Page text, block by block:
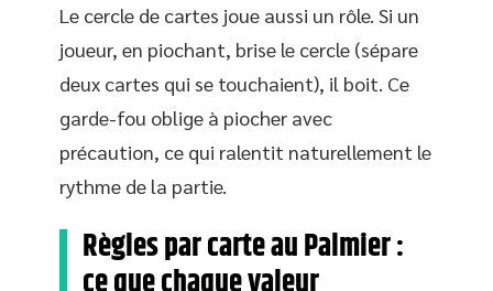
Le cercle de cartes joue aussi un rôle. Si un
joueur, en piochant, brise le cercle (sépare
deux cartes qui se touchaient), il boit. Ce
garde-fou oblige à piocher avec
précaution, ce qui ralentit naturellement le
rythme de la partie.
Règles par carte au Palmier :